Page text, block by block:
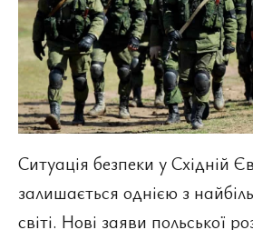
Ситуація безпеки у Східній
залишається однією з
світі. Нові заяви польської